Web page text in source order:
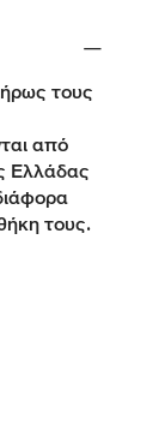
τους
από
Ελλάδας
τους.